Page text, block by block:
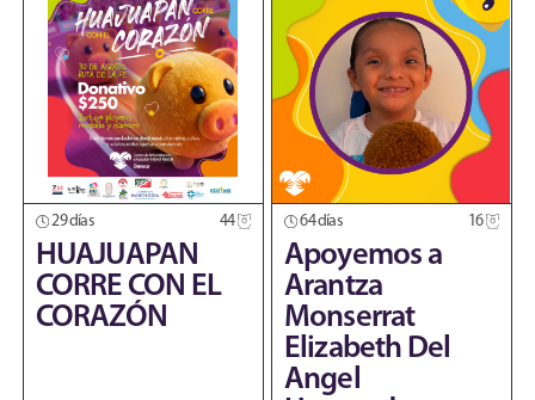
29 días 44
HUAJUAPAN
CORRE CON EL
CORAZÓN
64 días 16
Apoyemos a
Arantza
Monserrat
Elizabeth Del
Angel